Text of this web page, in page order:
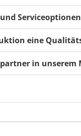
eine
in unserem